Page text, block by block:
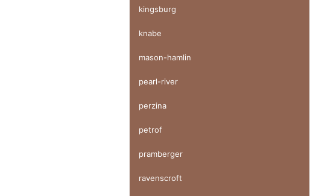
kingsburg
knabe
mason-hamlin
pearl-river
perzina
petrof
pramberger
ravenscroft